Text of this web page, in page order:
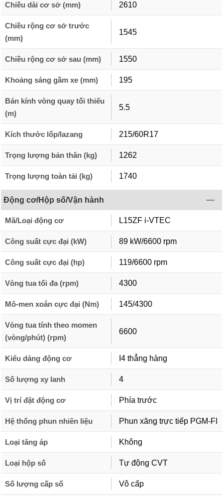
Chiều dài cơ sở (mm) 2610
Chiều rộng cơ sở trước
(mm)
1545
Chiều rộng cơ sở sau (mm) 1550
Khoảng sáng gầm xe (mm) 195
Bán kính vòng quay tối thiểu
(m)
5.5
Kích thước lốp/lazang 215/60R17
Trọng lượng bản thân (kg) 1262
Trọng lượng toàn tải (kg) 1740
Động cơ/Hộp số/Vận hành
Mã/Loại động cơ L15ZF i-VTEC
Công suất cực đại (kW) 89 kW/6600 rpm
Công suất cực đại (hp) 119/6600 rpm
Vòng tua tối đa (rpm) 4300
Mô-men xoắn cực đại (Nm) 145/4300
Vòng tua tính theo momen
(vòng/phút) (rpm)
6600
Kiểu dáng động cơ I4 thẳng hàng
Số lượng xy lanh 4
Vị trí đặt động cơ Phía trước
Hệ thống phun nhiên liệu Phun xăng trực tiếp PGM-FI
Loại tăng áp Không
Loại hộp số Tự động CVT
Số lượng cấp số Vô cấp